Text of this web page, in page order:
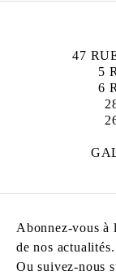
47
5
6
Abonnez-vous à
de nos actualités.
Ou suivez-nous